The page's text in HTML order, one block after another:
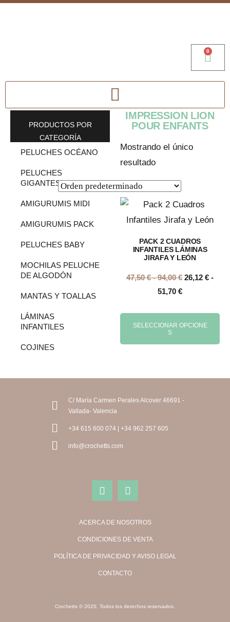
0
PRODUCTOS POR
CATEGORÍA
PELUCHES OCÉANO
PELUCHES
GIGANTES
AMIGURUMIS MIDI
AMIGURUMIS PACK
PELUCHES BABY
MOCHILAS PELUCHE
DE ALGODÓN
MANTAS Y TOALLAS
LÁMINAS
INFANTILES
COJINES
IMPRESSION LION
POUR ENFANTS
Mostrando el único
resultado
PACK 2 CUADROS
INFANTILES LÁMINAS
JIRAFA Y LEÓN
47,50€ - 94,00€ 26,12 € -
51,70 €
SELECCIONAR OPCIONE
S
C/ María Carmen Perales Alcover 46691 -
Vallada- Valencia
+34 615 600 074 | +34 962 257 605
info@crochetts.com
ACERCA DE NOSOTROS
CONDICIONES DE VENTA
POLÍTICA DE PRIVACIDAD Y AVISO LEGAL
CONTACTO
Crochetts © 2020. Todos los derechos reservados.